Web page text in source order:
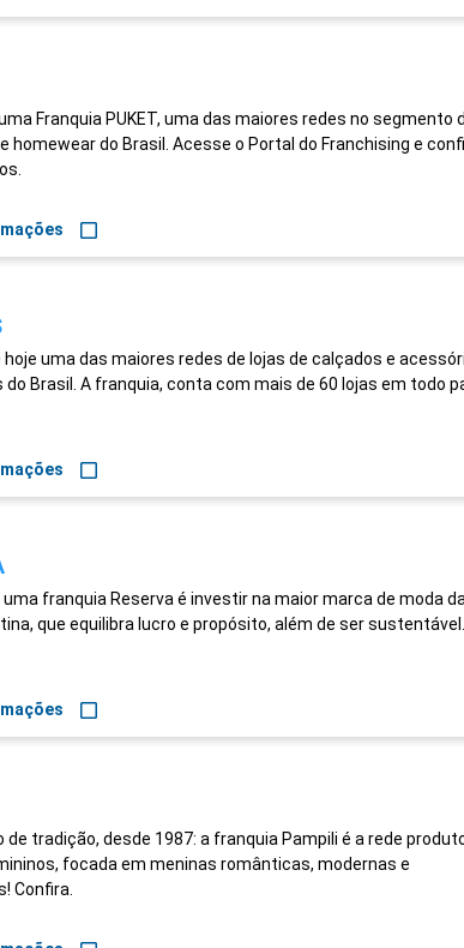
Franquia PUKET, uma das maiores redes no segmento
homewear do Brasil. Acesse o Portal do Franchising e
hoje uma das maiores redes de lojas de calçados e
Brasil. A franquia, conta com mais de 60 lojas em todo
uma franquia Reserva é investir na maior marca de moda
que equilibra lucro e propósito, além de ser sustentável.
de tradição, desde 1987: a franquia Pampili é a rede
focada em meninas românticas, modernas e
Confira.